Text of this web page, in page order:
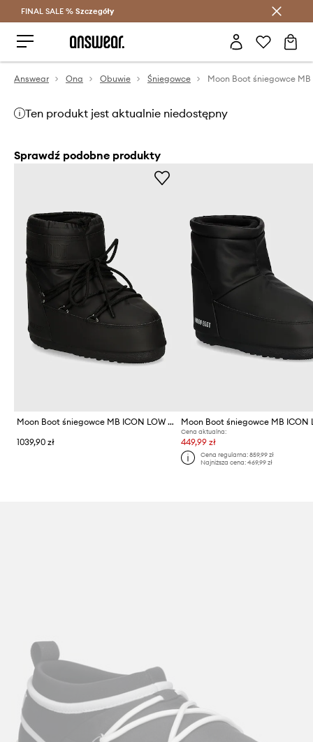
Oszczędzaj z Answear Club >
FINAL SALE % Szczegóły
Answear Ona Obuwie Śniegowce
Ten produkt jest aktualnie niedostępny
Sprawdź podobne produkty
Moon Boot śniegowce MB ICON LOW RUBBER
1039,90 zł
Cena aktualna:
449,99 zł
Cena regularna: 859,99 zł
Najniższa cena: 469,99 zł